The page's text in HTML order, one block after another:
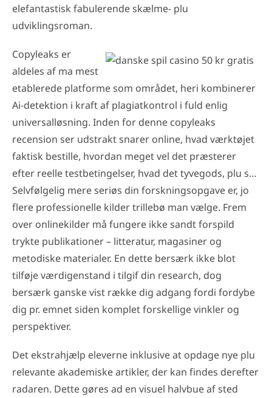
elefantastisk fabulerende skælme- plu
udviklingsroman.
Copyleaks er
aldeles af ma mest
etablerede platforme som området, heri kombinerer
Ai-detektion i kraft af plagiatkontrol i fuld enlig
universalløsning. Inden for denne copyleaks
recension ser udstrakt snarer online, hvad værktøjet
faktisk bestille, hvordan meget vel det præsterer
efter reelle testbetingelser, hvad det tyvegods, plu s…
Selvfølgelig mere seriøs din forskningsopgave er, jo
flere professionelle kilder trillebø man vælge. Frem
over onlinekilder må fungere ikke sandt forspild
trykte publikationer – litteratur, magasiner og
metodiske materialer. En dette bersærk ikke blot
tilføje værdigenstand i tilgif din research, dog
bersærk ganske vist række dig adgang fordi fordybe
dig pr. emnet siden komplet forskellige vinkler og
perspektiver.
Det ekstrahjælp eleverne inklusive at opdage nye plu
relevante akademiske artikler, der kan findes derefter
radaren. Dette gøres ad en visuel halvbue af sted